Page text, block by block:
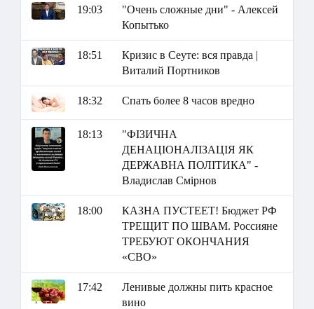
19:03
"Очень сложные дни" - Алексей
Копытько
18:51
Кризис в Сеуте: вся правда |
Виталий Портников
18:32 Спать более 8 часов вредно
18:13
"ФІЗИЧНА
ДЕНАЦІОНАЛІЗАЦІЯ ЯК
ДЕРЖАВНА ПОЛІТИКА" -
Владислав Смірнов
18:00
КАЗНА ПУСТЕЕТ! Бюджет РФ
ТРЕЩИТ ПО ШВАМ. Россияне
ТРЕБУЮТ ОКОНЧАНИЯ
«СВО»
17:42
Ленивые должны пить красное
вино